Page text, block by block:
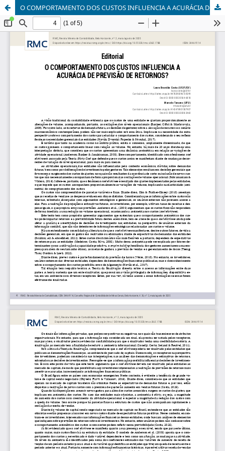
O COMPORTAMENTO DOS CUSTOS INFLUENCIA A ACURÁCIA DE PREVISÃO DE RETORNOS?